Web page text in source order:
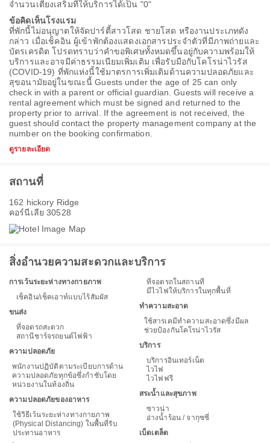
จำนวนเตียงเสริมที่ให้บริการได้เป็น "0"
ข้อคิดเห็นโรงแรม
ที่พักนี้ไม่อนุญาตให้จัดปาร์ตี้สาวโสด ชายโสด หรืองานประเภทดัง
กล่าว เมื่อเช็คอิน ผู้เข้าพักต้องแสดงเอกสารประจำตัวที่มีภาพถ่ายและ
บัตรเครดิต โปรดทราบว่าคำขอพิเศษทั้งหมดขึ้นอยู่กับความพร้อมให้
บริการและอาจมีค่าธรรมเนียมเพิ่มเติม เพื่อรับมือกับโคโรน่าไวรัส
(COVID-19) ที่พักแห่งนี้ใช้มาตรการเพิ่มเติมด้านความปลอดภัยและ
สุขอนามัยอยู่ในขณะนี้ Guests under the age of 25 can only
check in with a parent or official guardian. Guests will receive a
rental agreement which must be signed and returned to the
property prior to arrival. If the agreement is not received, the
guest should contact the property management company at the
number on the booking confirmation.
ดูรายละเอียด
สถานที่
162 hickory Ridge
คอร์นีเลีย 30528
สิ่งอำนวยความสะดวกและบริการ
การเว้นระยะห่างทางกายภาพ
เช็คอิน/เช็คเอาท์แบบไร้สัมผัส
ขนส่ง
ที่จอดรถสะดวก
สถานีชาร์จรถยนต์ไฟฟ้า
ความปลอดภัย
พนักงานปฏิบัติตามระเบียบการด้าน
ความปลอดภัยทุกข้อซึ่งกำชับโดย
หน่วยงานในท้องถิ่น
ความปลอดภัยของอาหาร
ใช้วิธีเว้นระยะห่างทางกายภาพ
(Physical Distancing) ในพื้นที่รับ
ประทานอาหาร
ที่จอดรถในสถานที่
มีไวไฟให้บริการในทุกพื้นที่
ทำความสะอาด
ใช้สารเคมีทำความสะอาดซึ่งมีผล
ช่วยป้องกันโคโรน่าไวรัส
บริการ
บริการอินเทอร์เน็ต
ไวไฟ
ไวไฟฟรี
สระน้ำและสุขภาพ
ซาวน่า
อ่างน้ำร้อน / จากุซซี่
เบ็ดเตล็ด